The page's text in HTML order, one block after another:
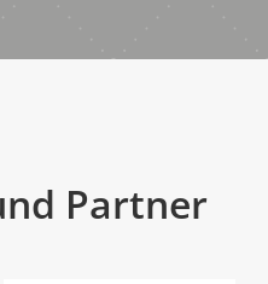
Partner